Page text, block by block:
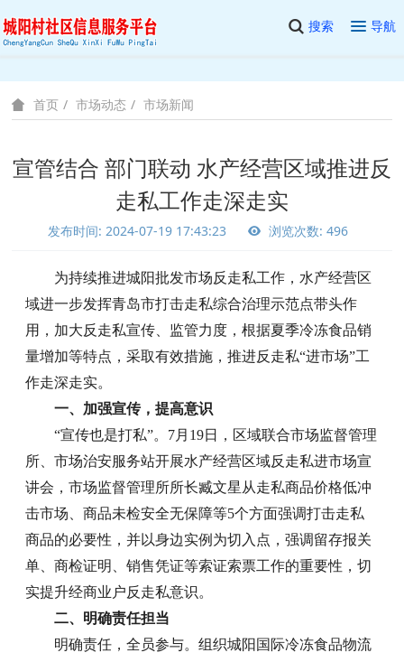
搜索 导航
首页 市场动态 市场新闻
宣管结合 部门联动 水产经营区域推进反
走私工作走深走实
发布时间: 2024-07-19 17:43:23 浏览次数: 496
为持续推进城阳批发市场反走私工作，水产经营区
域进一步发挥青岛市打击走私综合治理示范点带头作
用，加大反走私宣传、监管力度，根据夏季冷冻食品销
量增加等特点，采取有效措施，推进反走私“进市场”工
作走深走实。
一、加强宣传，提高意识
“宣传也是打私”。7月19日，区域联合市场监督管理
所、市场治安服务站开展水产经营区域反走私进市场宣
讲会，市场监督管理所所长臧文星从走私商品价格低冲
击市场、商品未检安全无保障等5个方面强调打击走私
商品的必要性，并以身边实例为切入点，强调留存报关
单、商检证明、销售凭证等索证索票工作的重要性，切
实提升经商业户反走私意识。
二、明确责任担当
明确责任，全员参与。组织城阳国际冷冻食品物流